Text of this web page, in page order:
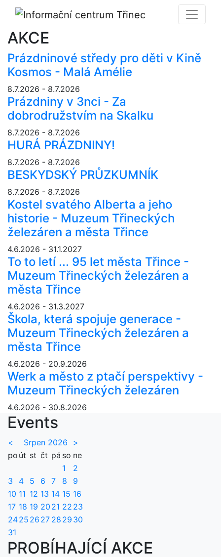
AKCE
Prázdninové středy pro děti v Kině
Kosmos - Malá Amélie
8.7.2026 - 8.7.2026
Prázdniny v 3nci - Za
dobrodružstvím na Skalku
8.7.2026 - 8.7.2026
HURÁ PRÁZDNINY!
8.7.2026 - 8.7.2026
BESKYDSKÝ PRŮZKUMNÍK
8.7.2026 - 8.7.2026
Kostel svatého Alberta a jeho
historie - Muzeum Třineckých
železáren a města Třince
4.6.2026 - 31.1.2027
To to letí ... 95 let města Třince -
Muzeum Třineckých železáren a
města Třince
4.6.2026 - 31.3.2027
Škola, která spojuje generace -
Muzeum Třineckých železáren a
města Třince
4.6.2026 - 20.9.2026
Werk a město z ptačí perspektivy -
Muzeum Třineckých železáren
4.6.2026 - 30.8.2026
Events
< Srpen 2026
>
po út st čt pá so ne
1
2
3
4 5 6 7 8
9
10 11 12 13 14 15 16
17 18 19 20 21 22 23
2425 26 27 28 29 30
31
PROBÍHAJÍCÍ AKCE